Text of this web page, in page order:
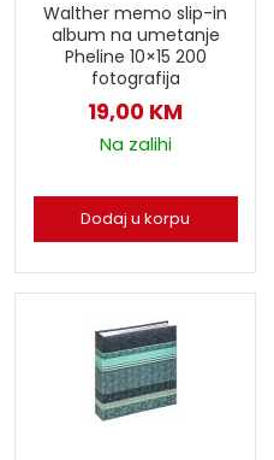
Walther memo slip-in
album na umetanje
Pheline 10×15 200
fotografija
19,00 KM
Na zalihi
Dodaj u korpu